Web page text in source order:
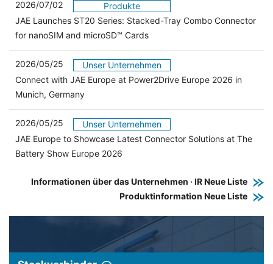
2026/07/02
Produkte
JAE Launches ST20 Series: Stacked-Tray Combo Connector
for nanoSIM and microSD™ Cards
2026/05/25
Unser Unternehmen
Connect with JAE Europe at Power2Drive Europe 2026 in
Munich, Germany
2026/05/25
Unser Unternehmen
JAE Europe to Showcase Latest Connector Solutions at The
Battery Show Europe 2026
Informationen über das Unternehmen · IR Neue Liste
Produktinformation Neue Liste